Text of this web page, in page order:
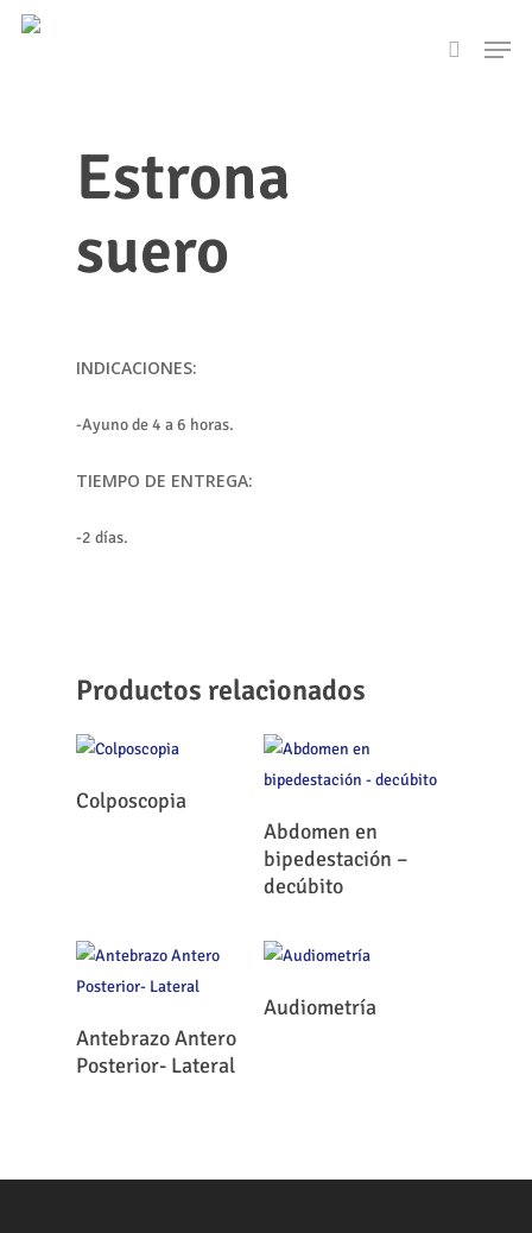
Skip
search
Estrona
suero
INDICACIONES:
-Ayuno de 4 a 6 horas.
TIEMPO DE ENTREGA:
-2 días.
Productos relacionados
Leer Más
Colposcopia
Abdomen en
bipedestación –
decúbito
Leer Más
Antebrazo Antero
Posterior- Lateral
Leer Más
Audiometría